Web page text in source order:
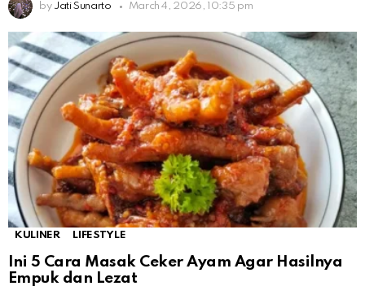
by Jati Sunarto March 4, 2026, 10:35 pm
KULINER LIFESTYLE
Ini 5 Cara Masak Ceker Ayam Agar Hasilnya
Empuk dan Lezat